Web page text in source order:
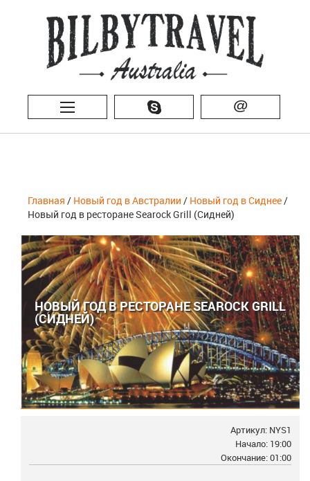
@
Главная / Новый год в Австралии / Новый год в Сиднее/
Новый год в ресторане Searock Grill (Сидней)
НОВЫЙ ГОД В РЕСТОРАНЕ SEAROCK GRILL
(СИДНЕЙ)
Артикул: NYS1
Начало: 19:00
Окончание: 01:00